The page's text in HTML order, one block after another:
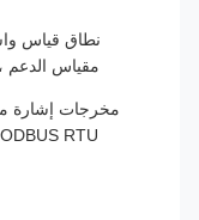
مقياس الدعم ،